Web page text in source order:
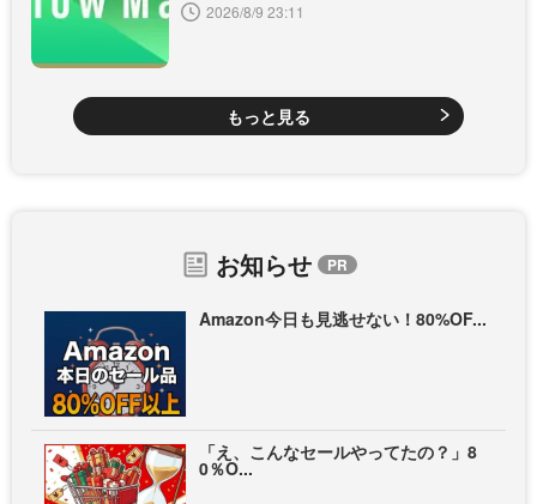
2026/8/9 23:11
もっと見る
お知らせ
Amazon今日も見逃せない！80%OF...
「え、こんなセールやってたの？」8
0％O...